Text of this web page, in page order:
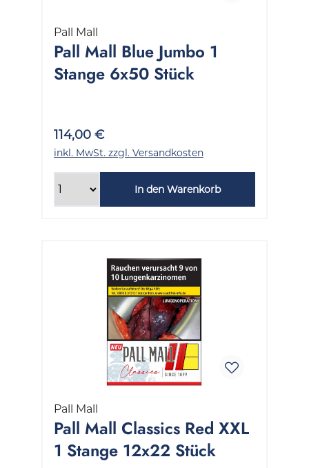
Pall Mall
Pall Mall Blue Jumbo 1
Stange 6x50 Stück
114,00 €
inkl. MwSt. zzgl. Versandkosten
In den Warenkorb
Pall Mall
Pall Mall Classics Red XXL
1 Stange 12x22 Stück